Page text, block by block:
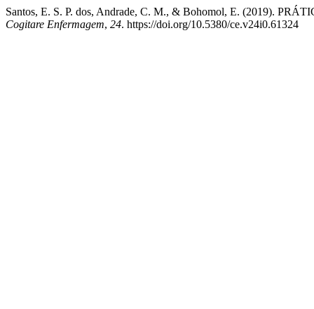
Santos, E. S. P. dos, Andrade, C. M., & Bohomol, E. (2019).
Cogitare Enfermagem, 24. https://doi.org/10.5380/ce.v24i0.61324